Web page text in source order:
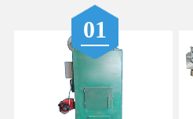
01